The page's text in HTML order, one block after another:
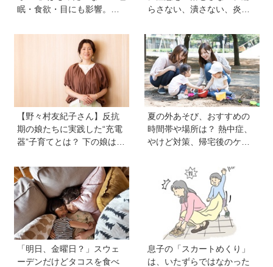
眠・食欲・目にも影響。専
トと、猛暑日の室内あそび
らさない、潰さない、炎天
【野々村友紀子さん】反抗
期の娘たちに実践した“充電
器”子育てとは？ 下の娘は小
入りまーす」と宣言！
夏の外あそび、おすすめの
時間帯や場所は？ 熱中症、
やけど対策、帰宅後のケア
「明日、金曜日？」スウェ
ーデンだけどタコスを食べ
息子の「スカートめくり」
は、いたずらではなかった